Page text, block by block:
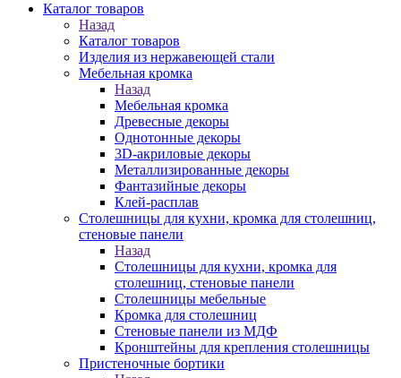
Каталог товаров
Назад
Каталог товаров
Изделия из нержавеющей стали
Мебельная кромка
Назад
Мебельная кромка
Древесные декоры
Однотонные декоры
3D-акриловые декоры
Металлизированные декоры
Фантазийные декоры
Клей-расплав
Столешницы для кухни, кромка для столешниц,
стеновые панели
Назад
Столешницы для кухни, кромка для
столешниц, стеновые панели
Столешницы мебельные
Кромка для столешниц
Стеновые панели из МДФ
Кронштейны для крепления столешницы
Пристеночные бортики